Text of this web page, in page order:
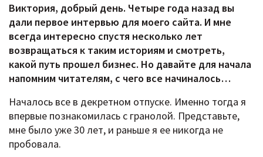
Виктория, добрый день. Четыре года назад вы
дали первое интервью для моего сайта. И мне
всегда интересно спустя несколько лет
возвращаться к таким историям и смотреть,
какой путь прошел бизнес. Но давайте для начала
напомним читателям, с чего все начиналось…
Началось все в декретном отпуске. Именно тогда я
впервые познакомилась с гранолой. Представьте,
мне было уже 30 лет, и раньше я ее никогда не
пробовала.